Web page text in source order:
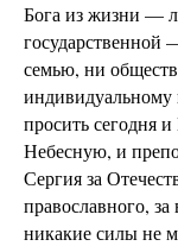
Бога из жизни —
государственной
семью, ни
просить сегодня
Небесную, и
Сергия за
православного,
никакие силы не